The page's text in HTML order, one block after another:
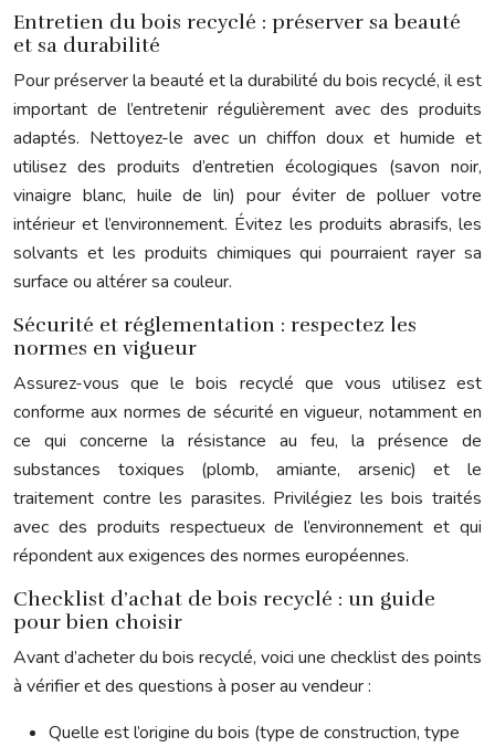
Entretien du bois recyclé : préserver sa beauté
et sa durabilité
Pour préserver la beauté et la durabilité du bois recyclé, il est
important de l’entretenir régulièrement avec des produits
adaptés. Nettoyez-le avec un chiffon doux et humide et
utilisez des produits d’entretien écologiques (savon noir,
vinaigre blanc, huile de lin) pour éviter de polluer votre
intérieur et l’environnement. Évitez les produits abrasifs, les
solvants et les produits chimiques qui pourraient rayer sa
surface ou altérer sa couleur.
Sécurité et réglementation : respectez les
normes en vigueur
Assurez-vous que le bois recyclé que vous utilisez est
conforme aux normes de sécurité en vigueur, notamment en
ce qui concerne la résistance au feu, la présence de
substances toxiques (plomb, amiante, arsenic) et le
traitement contre les parasites. Privilégiez les bois traités
avec des produits respectueux de l’environnement et qui
répondent aux exigences des normes européennes.
Checklist d’achat de bois recyclé : un guide
pour bien choisir
Avant d’acheter du bois recyclé, voici une checklist des points
à vérifier et des questions à poser au vendeur :
Quelle est l’origine du bois (type de construction, type